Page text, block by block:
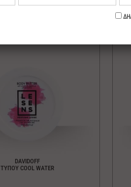
DAVIDOFF
ΤΥΠΟΥ COOL WATER